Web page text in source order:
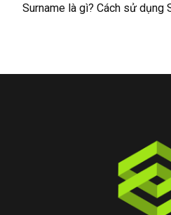
Surname là gì? Cách sử dụng